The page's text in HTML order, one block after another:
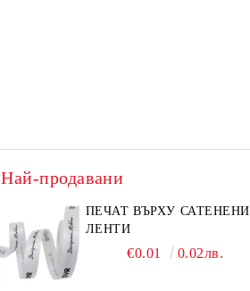
Най-продавани
ПЕЧАТ ВЪРХУ САТЕНЕНИ
ЛЕНТИ
€0.01 0.02лв.